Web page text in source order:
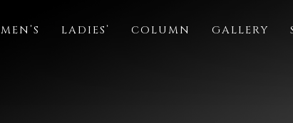
MEN’S LADIES’ COLUMN GALLERY